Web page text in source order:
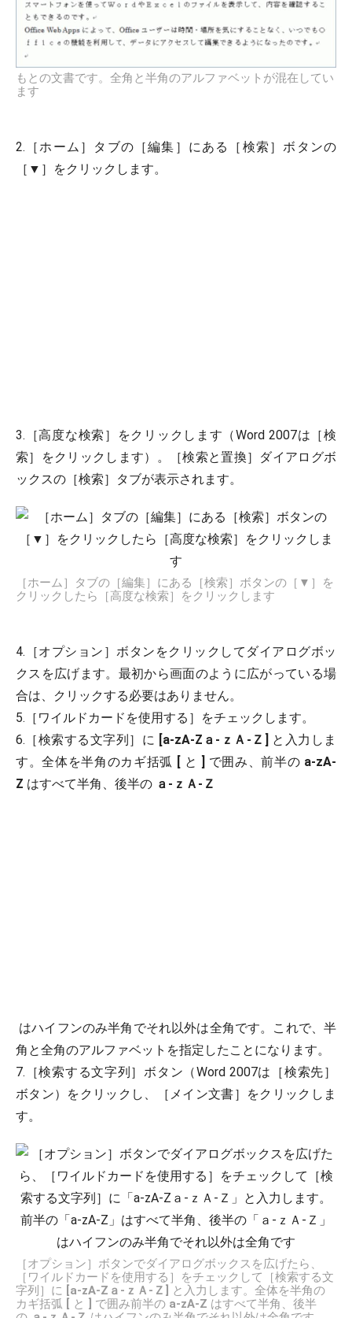
もとの文書です。全角と半角のアルファベットが混在してい
ます
2.［ホーム］タブの［編集］にある［検索］ボタンの
［▼］をクリックします。
3.［高度な検索］をクリックします（Word 2007は［検
索］をクリックします）。［検索と置換］ダイアログボ
ックスの［検索］タブが表示されます。
［ホーム］タブの［編集］にある［検索］ボタンの［▼］を
クリックしたら［高度な検索］をクリックします
4.［オプション］ボタンをクリックしてダイアログボッ
クスを広げます。最初から画面のように広がっている場
合は、クリックする必要はありません。
5.［ワイルドカードを使用する］をチェックします。
6.［検索する文字列］に [a-zA-Zａ-ｚＡ-Ｚ] と入力しま
す。全体を半角のカギ括弧 [と ] で囲み、前半の a-zA-
Z はすべて半角、後半の ａ-ｚＡ-Ｚ
はハイフンのみ半角でそれ以外は全角です。これで、半
角と全角のアルファベットを指定したことになります。
7.［検索する文字列］ボタン（Word 2007は［検索先］
ボタン）をクリックし、［メイン文書］をクリックしま
す。
［オプション］ボタンでダイアログボックスを広げたら、
［ワイルドカードを使用する］をチェックして［検索する文
字列］に [a-zA-Zａ-ｚＡ-Ｚ] と入力します。全体を半角の
カギ括弧 [ と ] で囲み前半の a-zA-Z はすべて半角、後半